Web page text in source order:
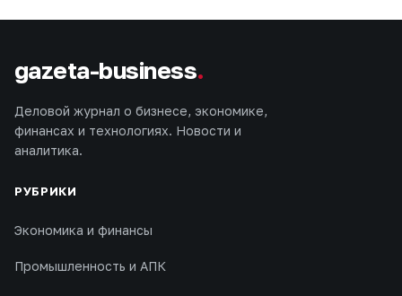
gazeta-business.
Деловой журнал о бизнесе, экономике,
финансах и технологиях. Новости и
аналитика.
РУБРИКИ
Экономика и финансы
Промышленность и АПК